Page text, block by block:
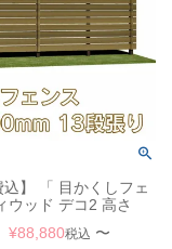
込】 「 目かくしフェ
ウッド デコ2 高さ
120mm 13段張り 」
大阪のみ対応可能】
¥88,880税込 〜